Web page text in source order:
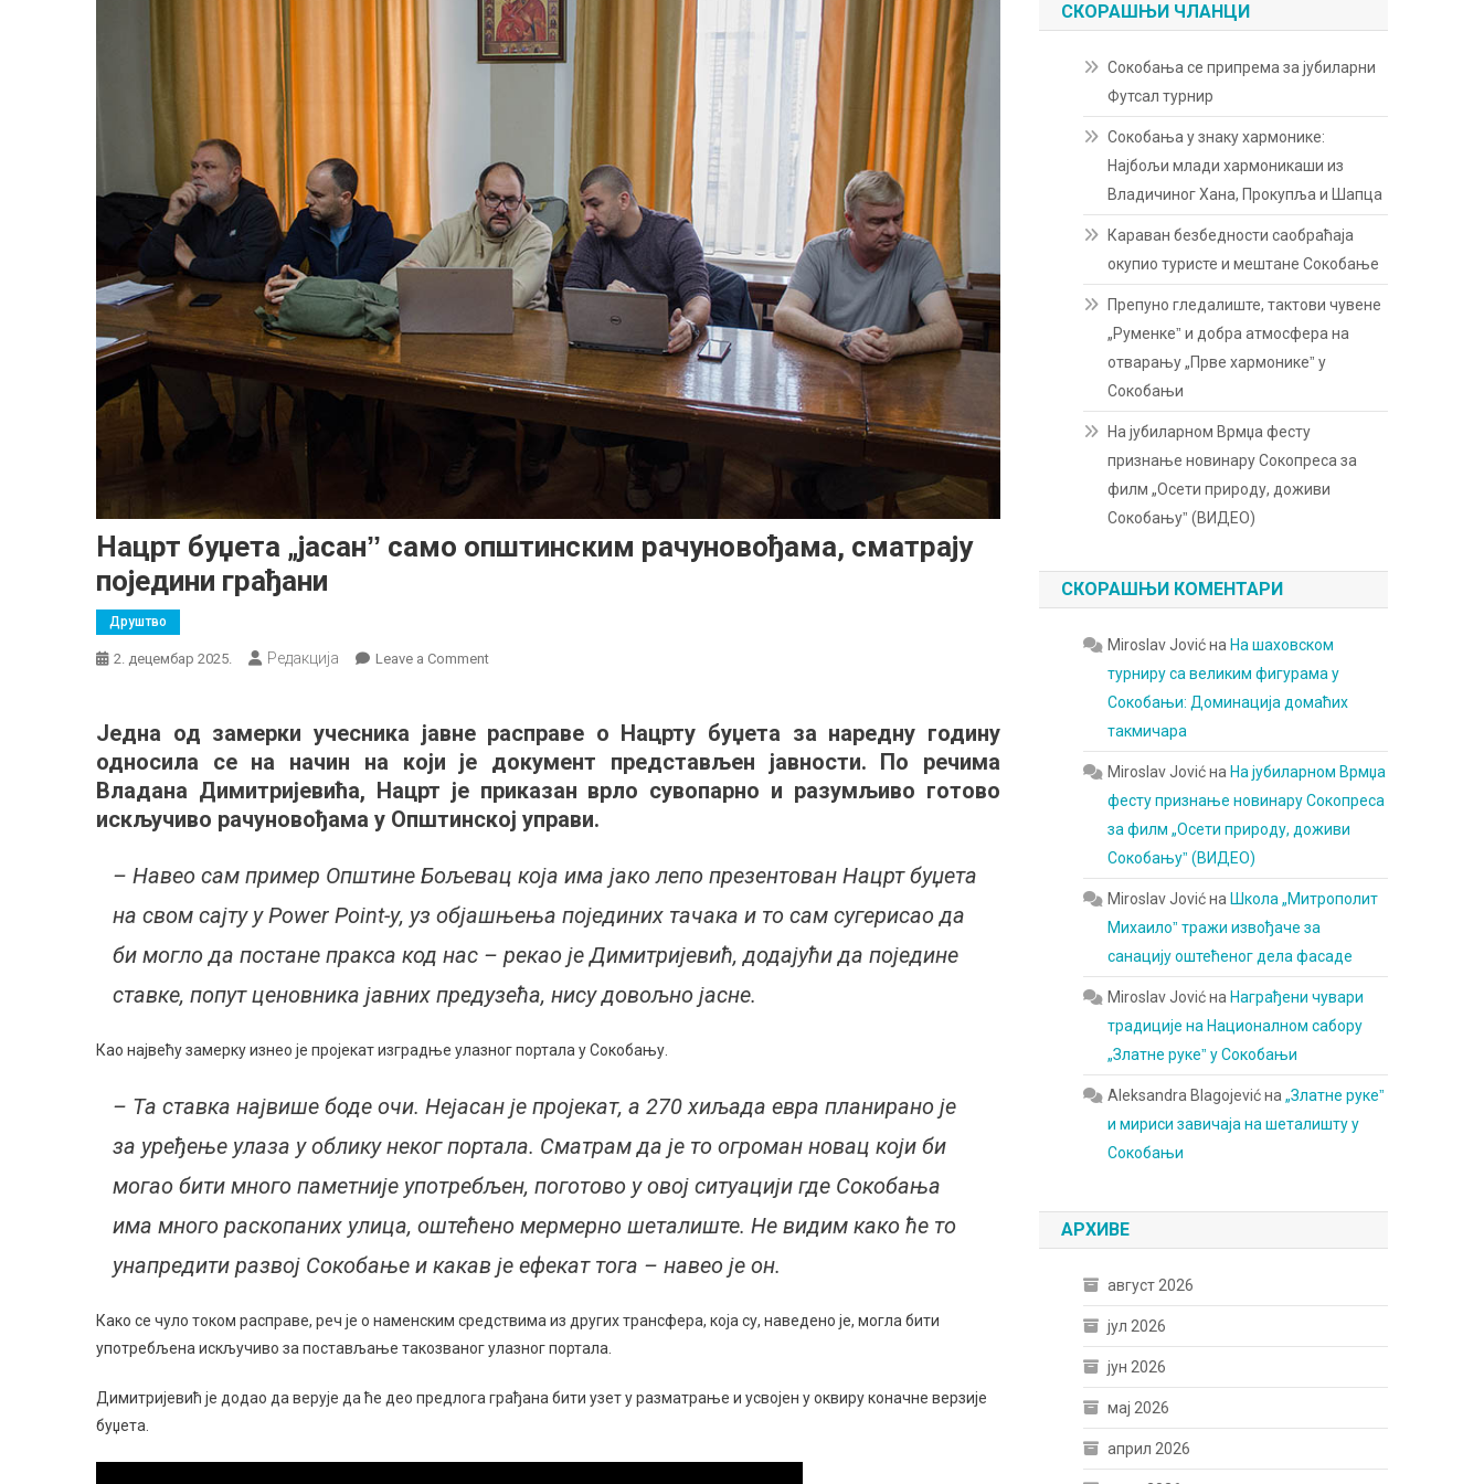
Нацрт буџета „јасанˮ само општинским рачуновођама, сматрају
поједини грађани
Друштво
2. децембар 2025. Редакција Leave a Commenton
„јасанˮ
само
општинским
рачуновођама,
сматрају
грађани
Једна од замерки учесника јавне расправе о Нацрту буџета за наредну годину
односила се на начин на који је документ представљен јавности. По речима
Владана Димитријевића, Нацрт је приказан врло сувопарно и разумљиво готово
искључиво рачуновођама у Општинској управи.
– Навео сам пример Општине Бољевац која има јако лепо презентован Нацрт буџета
на свом сајту у Power Point-у, уз објашњења појединих тачака и то сам сугерисао да
би могло да постане пракса код нас – рекао је Димитријевић, додајући да поједине
ставке, попут ценовника јавних предузећа, нису довољно јасне.
Као највећу замерку изнео је пројекат изградње улазног портала у Сокобању.
– Та ставка највише боде очи. Нејасан је пројекат, а 270 хиљада евра планирано је
за уређење улаза у облику неког портала. Сматрам да је то огроман новац који би
могао бити много паметније употребљен, поготово у овој ситуацији где Сокобања
има много раскопаних улица, оштећено мермерно шеталиште. Не видим како ће то
унапредити развој Сокобање и какав је ефекат тога – навео је он.
Како се чуло током расправе, реч је о наменским средствима из других трансфера, која су, наведено је, могла бити
употребљена искључиво за постављање такозваног улазног портала.
Димитријевић је додао да верује да ће део предлога грађана бити узет у разматрање и усвојен у оквиру коначне верзије
буџета.
СКОРАШЊИ ЧЛАНЦИ
Сокобања се припрема за јубиларни
Футсал турнир
Сокобања у знаку хармонике:
Најбољи млади хармоникаши из
Владичиног Хана, Прокупља и Шапца
Караван безбедности саобраћаја
окупио туристе и мештане Сокобање
Препуно гледалиште, тактови чувене
„Руменкеˮ и добра атмосфера на
отварању „Прве хармоникеˮ у
Сокобањи
На јубиларном Врмџа фесту
признање новинару Сокопреса за
филм „Осети природу, доживи
Сокобањуˮ (ВИДЕО)
СКОРАШЊИ КОМЕНТАРИ
Miroslav Jovićна На шаховском
турниру са великим фигурама у
Сокобањи: Доминација домаћих
такмичара
Miroslav Jovićна На јубиларном Врмџа
фесту признање новинару Сокопреса
за филм „Осети природу, доживи
Сокобањуˮ (ВИДЕО)
Miroslav Jovićна Школа „Митрополит
Михаилоˮ тражи извођаче за
санацију оштећеног дела фасаде
Miroslav Jovićна Награђени чувари
традиције на Националном сабору
„Златне рукеˮ у Сокобањи
Aleksandra Blagojevićна„Златне рукеˮ
и мириси завичаја на шеталишту у
Сокобањи
АРХИВЕ
август 2026
јул 2026
јун 2026
мај 2026
април 2026